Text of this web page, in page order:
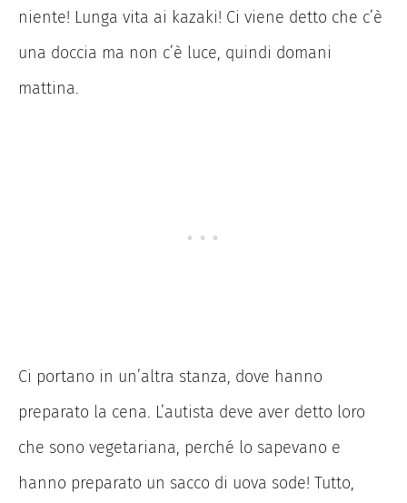
niente! Lunga vita ai kazaki! Ci viene detto che c’è
una doccia ma non c’è luce, quindi domani
mattina.
Ci portano in un’altra stanza, dove hanno
preparato la cena. L’autista deve aver detto loro
che sono vegetariana, perché lo sapevano e
hanno preparato un sacco di uova sode! Tutto,